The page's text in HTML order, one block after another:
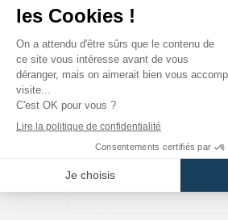
Sweat À Capuche Noir
JACK & JONES